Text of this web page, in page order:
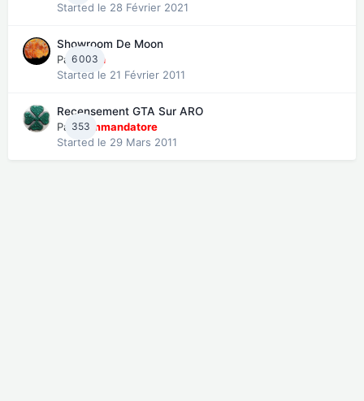
Started le 28 Février 2021
6 003
Showroom De Moon
Parmoon
Started le 21 Février 2011
353
Recensement GTA Sur ARO
ParCommandatore
Started le 29 Mars 2011